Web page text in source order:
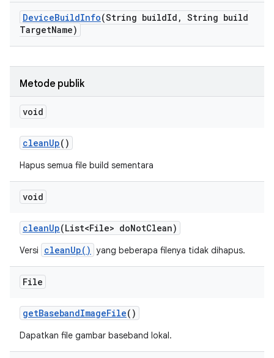
DeviceBuildInfo(String buildId , String build
TargetName)
Metode publik
void
cleanUp()
Hapus semua file build sementara
void
cleanUp(List<File> doNotClean)
Versi cleanUp() yang beberapa filenya tidak dihapus.
File
getBasebandImageFile()
Dapatkan file gambar baseband lokal.